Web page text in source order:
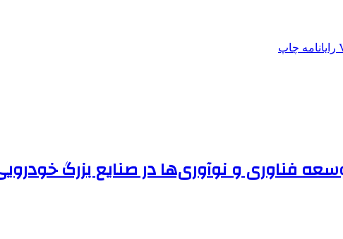
رایانامه چاپ
فناوری و نوآوری‌ها در صنایع بزرگ